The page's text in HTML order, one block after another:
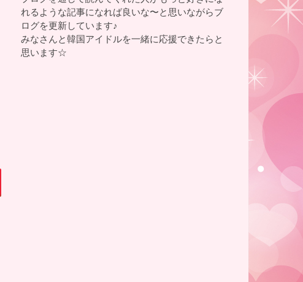
れるような記事になれば良いな〜と思いながらブ
ログを更新しています♪
みなさんと韓国アイドルを一緒に応援できたらと
思います☆